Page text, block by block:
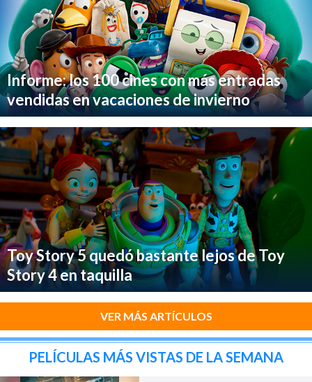
Informe: los 100 cines con más entradas
vendidas en vacaciones de invierno
Toy Story 5 quedó bastante lejos de Toy
Story 4 en taquilla
VER MÁS ARTÍCULOS
PELÍCULAS MÁS VISTAS DE LA SEMANA